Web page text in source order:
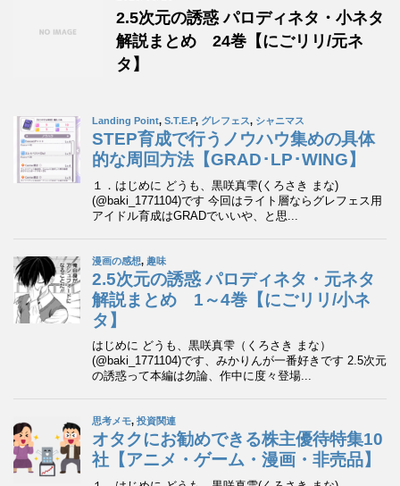
2.5次元の誘惑 パロディネタ・小ネタ
解説まとめ 24巻【にごリリ/元ネ
タ】